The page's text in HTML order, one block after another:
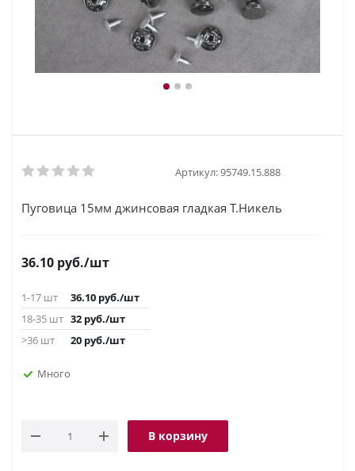
Артикул:95749.15.888
Пуговица 15мм джинсовая гладкая Т.Никель
36.10 руб./шт
1-17 шт 36.10 руб./шт
18-35 шт 32 руб./шт
>36 шт
20 руб./шт
Много
В корзину